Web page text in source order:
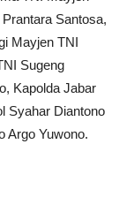
Santosa,
Mayjen TNI
Sugeng
Kapolda Jabar
Syahar Diantono
Argo Yuwono.